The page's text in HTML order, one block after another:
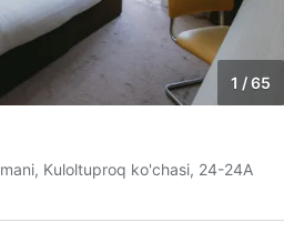
1 / 65
Kuloltuproq ko'chasi, 24-24A